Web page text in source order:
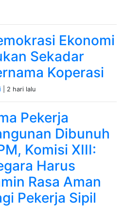
Ekonomi
Sekadar
Koperasi
| 2 hari lalu
Pekerja
Dibunuh
Komisi XIII:
Harus
Rasa Aman
Pekerja Sipil